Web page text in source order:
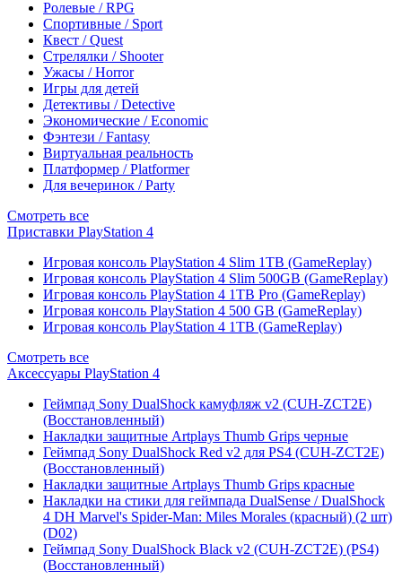
Ролевые / RPG
Спортивные / Sport
Квест / Quest
Стрелялки / Shooter
Ужасы / Horror
Игры для детей
Детективы / Detective
Экономические / Economic
Фэнтези / Fantasy
Виртуальная реальность
Платформер / Platformer
Для вечеринок / Party
Смотреть все
Приставки PlayStation 4
Игровая консоль PlayStation 4 Slim 1TB (GameReplay)
Игровая консоль PlayStation 4 Slim 500GB (GameReplay)
Игровая консоль PlayStation 4 1TB Pro (GameReplay)
Игровая консоль PlayStation 4 500 GB (GameReplay)
Игровая консоль PlayStation 4 1TB (GameReplay)
Смотреть все
Аксессуары PlayStation 4
Геймпад Sony DualShock камуфляж v2 (CUH-ZCT2E)
(Восстановленный)
Накладки защитные Artplays Thumb Grips черные
Геймпад Sony DualShock Red v2 для PS4 (CUH-ZCT2E)
(Восстановленный)
Накладки защитные Artplays Thumb Grips красные
Накладки на стики для геймпада DualSense / DualShock
4 DH Marvel's Spider-Man: Miles Morales (красный) (2 шт)
(D02)
Геймпад Sony DualShock Black v2 (CUH-ZCT2E) (PS4)
(Восстановленный)